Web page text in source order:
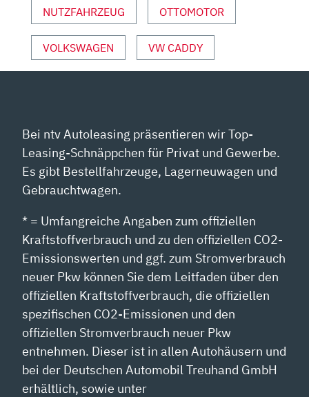
NUTZFAHRZEUG OTTOMOTOR
VOLKSWAGEN VW CADDY
Bei ntv Autoleasing präsentieren wir Top-
Leasing-Schnäppchen für Privat und Gewerbe.
Es gibt Bestellfahrzeuge, Lagerneuwagen und
Gebrauchtwagen.
* = Umfangreiche Angaben zum offiziellen
Kraftstoffverbrauch und zu den offiziellen CO2-
Emissionswerten und ggf. zum Stromverbrauch
neuer Pkw können Sie dem Leitfaden über den
offiziellen Kraftstoffverbrauch, die offiziellen
spezifischen CO2-Emissionen und den
offiziellen Stromverbrauch neuer Pkw
entnehmen. Dieser ist in allen Autohäusern und
bei der Deutschen Automobil Treuhand GmbH
erhältlich, sowie unter